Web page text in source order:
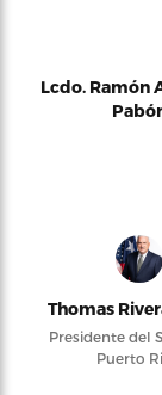
Lcdo. Ramón
Thomas
Presidente del
Puerto